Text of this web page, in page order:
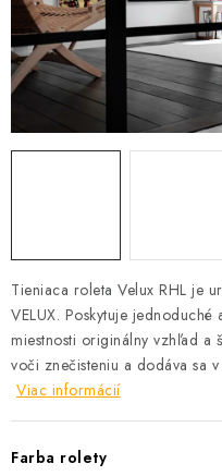
Podmínky ochrany osobních
Mapa webu Milpe.sk
Tieniaca roleta Velux RHL je
VELUX. Poskytuje
miestnosti originálny vzhľad a
voči znečisteniu a dodáva sa
Viac informácií
Farba rolety